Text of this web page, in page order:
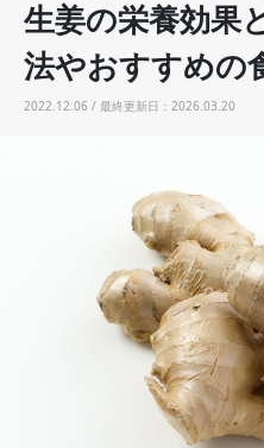
生姜の栄養効果
法やおすすめの
2022.12.06 / 最終更新日：2026.03.20